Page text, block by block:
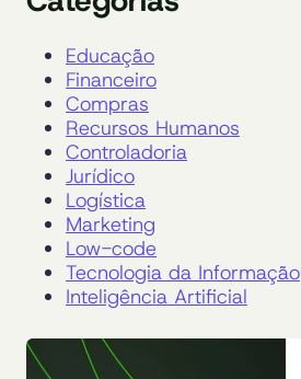
Educação
Financeiro
Compras
Recursos Humanos
Controladoria
Jurídico
Logística
Marketing
Low-code
Tecnologia da Informação
Inteligência Artificial